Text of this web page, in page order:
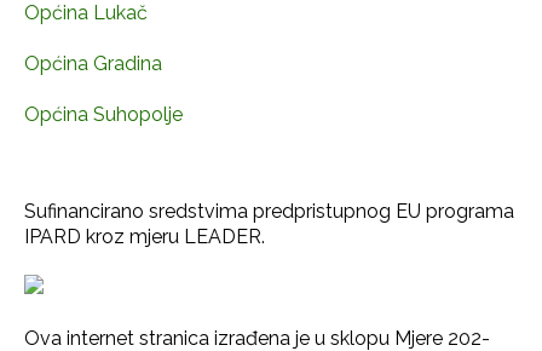
Općina Lukač
Općina Gradina
Općina Suhopolje
Sufinancirano sredstvima predpristupnog EU programa
IPARD kroz mjeru LEADER.
Ova internet stranica izrađena je u sklopu Mjere 202-